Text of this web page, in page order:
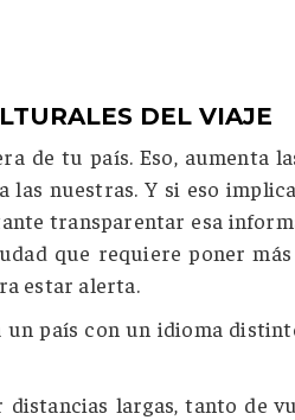
DEL VIAJE
de tu país. Eso, aumenta
nuestras. Y si eso
transparentar esa
que requiere poner
estar alerta.
país con un idioma
largas, tanto de